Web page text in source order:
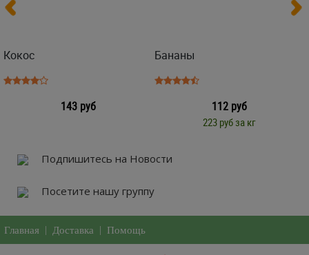
Кокос
143 руб
Бананы
112 руб
223 руб за кг
Подпишитесь на Новости
Посетите нашу группу
Главная Доставка Помощь